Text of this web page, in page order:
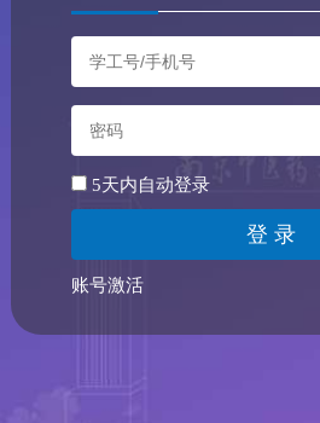
5天内自动登录
账号激活